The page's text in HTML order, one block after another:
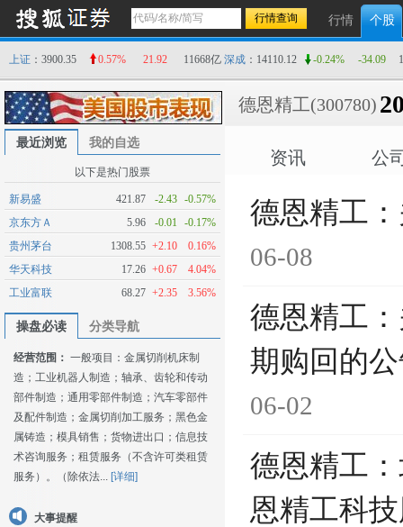
行情 个股
上证 ：3900.35 0.57% 21.92 11668亿 深成 ：14110.12 -0.24% -34.09
最近浏览 我的自选
以下是热门股票
新易盛 421.87 -2.43 -0.57%
京东方Ａ
5.96 -0.01
-0.17%
贵州茅台
1308.55 +2.10
0.16%
华天科技
17.26 +0.67
4.04%
工业富联
68.27 +2.35 3.56%
操盘必读 分类导航
经营范围： 一般项目：金属切削机床制
造；工业机器人制造；轴承、齿轮和传动
部件制造；通用零部件制造；汽车零部件
及配件制造；金属切削加工服务；黑色金
属铸造；模具销售；货物进出口；信息技
术咨询服务；租赁服务（不含许可类租赁
服务）。（除依法... [详细]
大事提醒
德恩精工(300780)
资讯 公
德恩精工
06-08
德恩精工
期购回的
06-02
德恩精工
恩精工科